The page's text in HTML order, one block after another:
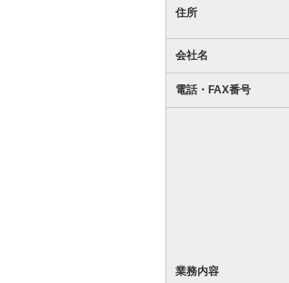
住所
会社名
電話・FAX番号
業務内容